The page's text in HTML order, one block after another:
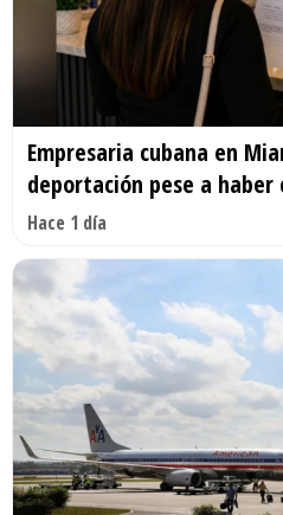
Empresaria cubana en
deportación pese a haber
Hace 1 día